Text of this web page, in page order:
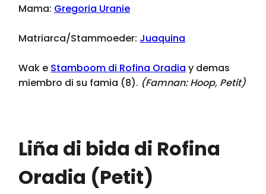
Mama: Gregoria Uranie
Matriarca/Stammoeder: Juaquina
Wak e Stamboom di Rofina Oradia y demas
miembro di su famia (8). (Famnan:Hoop, Petit)
Liña di bida di Rofina
Oradia (Petit)